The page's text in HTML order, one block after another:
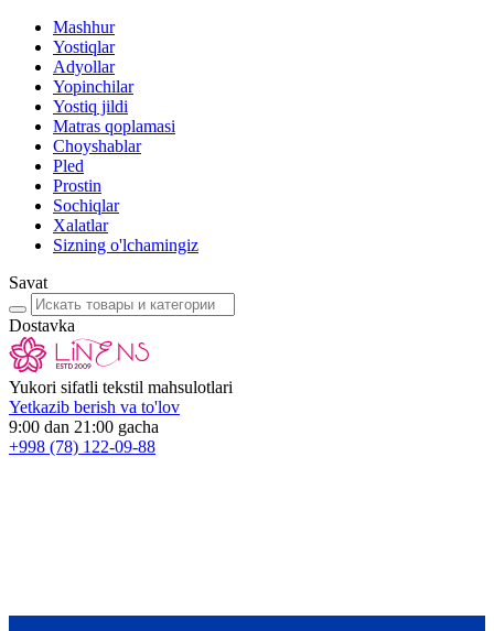
Mashhur
Yostiqlar
Adyollar
Yopinchilar
Yostiq jildi
Matras qoplamasi
Choyshablar
Pled
Prostin
Sochiqlar
Xalatlar
Sizning o'lchamingiz
Savat
Dostavka
Yukori sifatli tekstil mahsulotlari
Yetkazib berish va to'lov
9:00 dan 21:00 gacha
+998 (78) 122-09-88